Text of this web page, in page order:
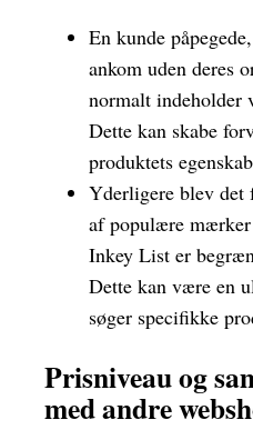
En kunde
ankom uden deres
normalt indeholder
Dette kan skabe
produktets
Yderligere blev det
af populære mærker
Inkey List er
Dette kan være en
søger specifikke
Prisniveau og
med andre